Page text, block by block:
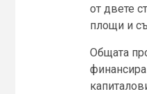
от двете
площи и
Общата